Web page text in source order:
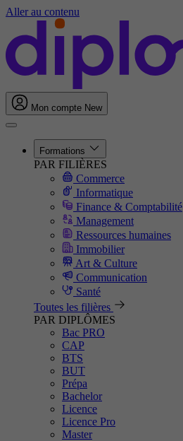
Aller au contenu
Mon compte New
Formations
PAR FILIÈRES
Commerce
Informatique
Finance & Comptabilité
Management
Ressources humaines
Immobilier
Art & Culture
Communication
Santé
Toutes les filières
PAR DIPLÔMES
Bac PRO
CAP
BTS
BUT
Prépa
Bachelor
Licence
Licence Pro
Master